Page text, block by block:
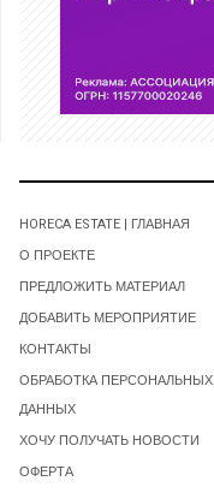
HORECA ESTATE | ГЛАВНАЯ
О ПРОЕКТЕ
ПРЕДЛОЖИТЬ МАТЕРИАЛ
ДОБАВИТЬ МЕРОПРИЯТИЕ
КОНТАКТЫ
ОБРАБОТКА ПЕРСОНАЛЬНЫХ
ДАННЫХ
ХОЧУ ПОЛУЧАТЬ НОВОСТИ
ОФЕРТА